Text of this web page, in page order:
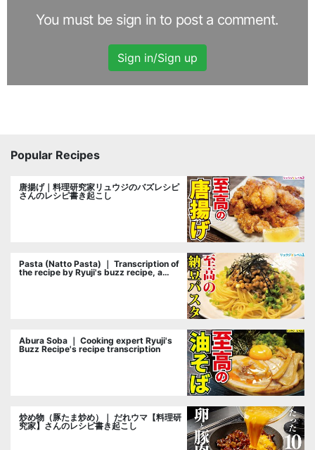
You must be sign in to post a comment.
Sign in/Sign up
Popular Recipes
唐揚げ｜料理研究家リュウジのバズレシピ
さんのレシピ書き起こし
Pasta (Natto Pasta) ｜ Transcription of
the recipe by Ryuji's buzz recipe, a
cooking researcher
Abura Soba ｜ Cooking expert Ryuji's
Buzz Recipe's recipe transcription
炒め物（豚たま炒め）｜ だれウマ【料理研
究家】さんのレシピ書き起こし